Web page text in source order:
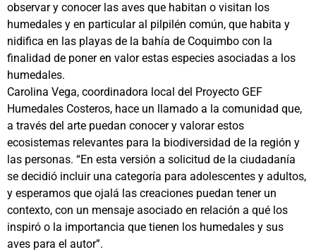
observar y conocer las aves que habitan o visitan los
humedales y en particular al pilpilén común, que habita y
nidifica en las playas de la bahía de Coquimbo con la
finalidad de poner en valor estas especies asociadas a los
humedales.
Carolina Vega, coordinadora local del Proyecto GEF
Humedales Costeros, hace un llamado a la comunidad que,
a través del arte puedan conocer y valorar estos
ecosistemas relevantes para la biodiversidad de la región y
las personas. “En esta versión a solicitud de la ciudadanía
se decidió incluir una categoría para adolescentes y adultos,
y esperamos que ojalá las creaciones puedan tener un
contexto, con un mensaje asociado en relación a qué los
inspiró o la importancia que tienen los humedales y sus
aves para el autor”.